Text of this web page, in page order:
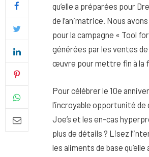
qu’elle a préparées pour
de l’animatrice. Nous
pour la campagne « Tool
générées par les ventes
œuvre pour mettre fin à la
Pour célébrer le 10e
l’incroyable opportunité
Joe’s et les en-cas
plus de détails ? Lisez
les aliments de base qu’elle
Quel soin
uniforme et